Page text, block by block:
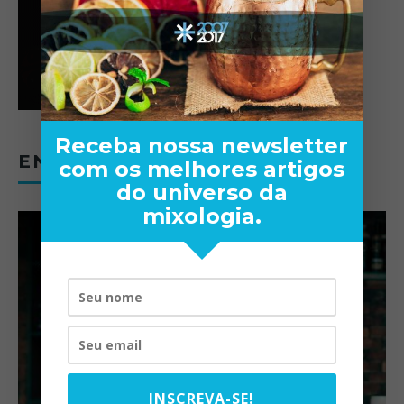
ENTREVISTAS
Receba nossa newsletter
com os melhores artigos
do universo da
mixologia.
INSCREVA-SE!